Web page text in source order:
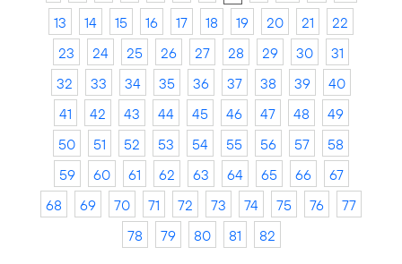
13
14 15 16 17 18 19 20 21
22
23
24 25 26 27 28 29 30
31
32
33 34 35 36 37 38 39
40
41
42 43 44 45 46 47 48
49
50
51 52 53 54 55 56 57
58
59
60 61 62 63 64 65 66
67
68
69 70 71 72 73 74 75 76
77
78
79 80 81 82